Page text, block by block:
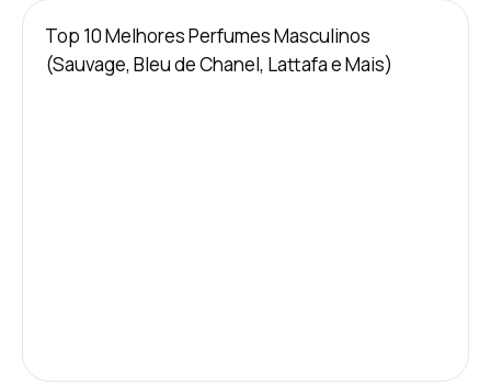
Top 10 Melhores Perfumes Masculinos
(Sauvage, Bleu de Chanel, Lattafa e Mais)